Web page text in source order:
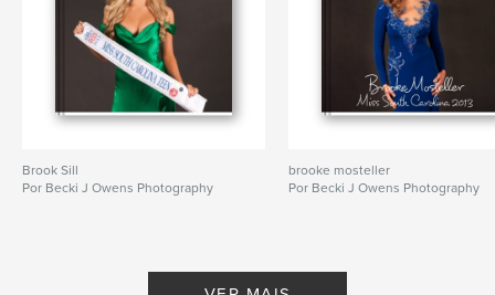
Brook Sill
Por Becki J Owens Photography
brooke mosteller
Por Becki J Owens Photography